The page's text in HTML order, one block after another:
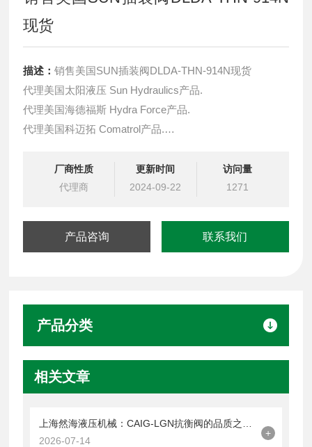
现货
描述：销售美国SUN插装阀DLDA-THN-914N现货
代理美国太阳液压 Sun Hydraulics产品.
代理美国海德福斯 Hydra Force产品.
代理美国科迈拓 Comatrol产品.
提供油路系统设计,油路块设计,阀块设计与选型
液压油缸，经销力士乐、派克、中国台湾北部等液压元件
厂商性质
代理商
更新时间
2024-09-22
访问量
1271
产品咨询 联系我们
产品分类
相关文章
2026-07-14
+